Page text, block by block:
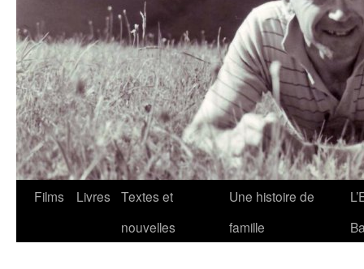
Films Livres
Textes et
nouvelles
Une histoire de
famille